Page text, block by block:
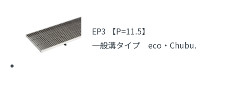
EP3 【P=11.5】
一般溝タイプ eco・Chubu.